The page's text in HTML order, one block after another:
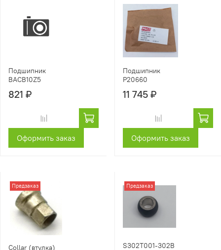
Подшипник
BACB10Z5
821 ₽
Оформить заказ
Подшипник
P20660
11 745 ₽
Оформить заказ
Предзаказ
Collar (втулка)
Предзаказ
S302T001-302B